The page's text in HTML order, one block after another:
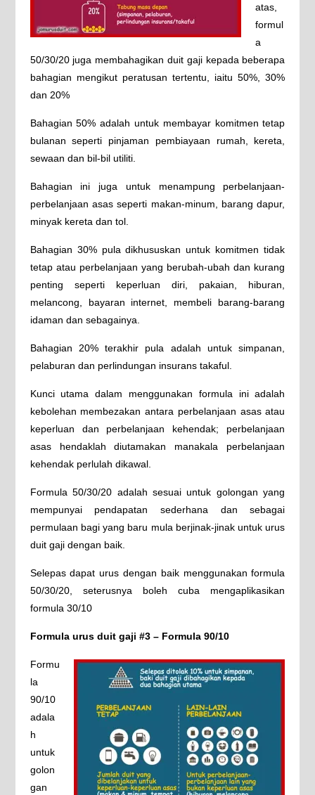
atas,
formul
a
50/30/20 juga membahagikan duit gaji kepada beberapa
bahagian mengikut peratusan tertentu, iaitu 50%, 30%
dan 20%
Bahagian 50% adalah untuk membayar komitmen tetap
bulanan seperti pinjaman pembiayaan rumah, kereta,
sewaan dan bil-bil utiliti.
Bahagian ini juga untuk menampung perbelanjaan-
perbelanjaan asas seperti makan-minum, barang dapur,
minyak kereta dan tol.
Bahagian 30% pula dikhususkan untuk komitmen tidak
tetap atau perbelanjaan yang berubah-ubah dan kurang
penting seperti keperluan diri, pakaian, hiburan,
melancong, bayaran internet, membeli barang-barang
idaman dan sebagainya.
Bahagian 20% terakhir pula adalah untuk simpanan,
pelaburan dan perlindungan insurans takaful.
Kunci utama dalam menggunakan formula ini adalah
kebolehan membezakan antara perbelanjaan asas atau
keperluan dan perbelanjaan kehendak; perbelanjaan
asas hendaklah diutamakan manakala perbelanjaan
kehendak perlulah dikawal.
Formula 50/30/20 adalah sesuai untuk golongan yang
mempunyai pendapatan sederhana dan sebagai
permulaan bagi yang baru mula berjinak-jinak untuk urus
duit gaji dengan baik.
Selepas dapat urus dengan baik menggunakan formula
50/30/20, seterusnya boleh cuba mengaplikasikan
formula 30/10
Formula urus duit gaji #3 – Formula 90/10
Formu
la
90/10
adala
h
untuk
golon
gan